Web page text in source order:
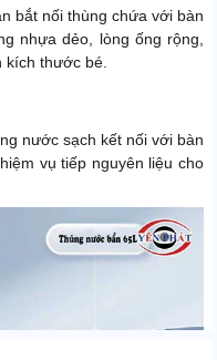
bắt nối thùng chứa với bàn
nhựa dẻo, lòng ống rộng,
kích thước bé.
nước sạch kết nối với bàn
vụ tiếp nguyên liệu cho